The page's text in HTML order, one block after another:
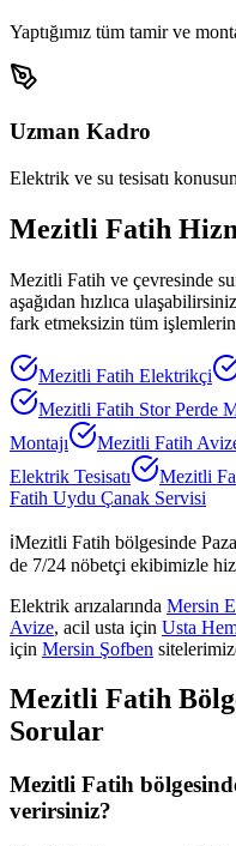
Yaptığımız tüm tamir ve
Uzman Kadro
Elektrik ve su tesisatı
Mezitli Fatih
Mezitli Fatih ve çevresinde
aşağıdan hızlıca
fark etmeksizin tüm
Mezitli Fatih Elektrikçi
Mezitli Fatih Stor Perde
Montajı
Mezitli Fatih
Elektrik Tesisatı
Mezitli
Fatih Uydu Çanak Servisi
ℹ️Mezitli Fatih bölgesinde
de 7/24 nöbetçi ekibimizle
Elektrik arızalarında Mersin
Avize, acil usta için Usta
için Mersin Şofben
Mezitli Fatih
Sorular
Mezitli Fatih
verirsiniz?